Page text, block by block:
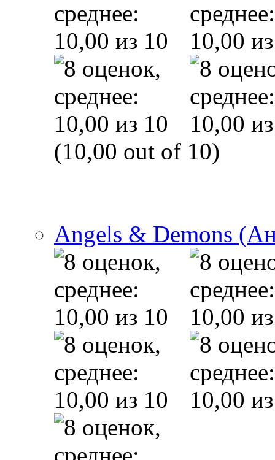
(10,00 out of 10)
Angels & Demons